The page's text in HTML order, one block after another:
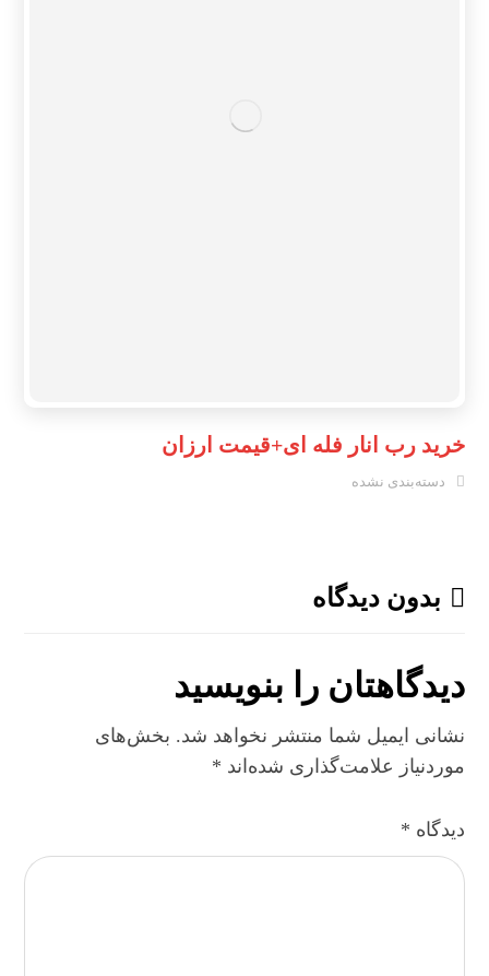
خرید رب انار فله ای+قیمت ارزان
دسته‌بندی نشده
بدون دیدگاه
دیدگاهتان را بنویسید
نشانی ایمیل شما منتشر نخواهد شد. بخش‌های
موردنیاز علامت‌گذاری شده‌اند *
دیدگاه *